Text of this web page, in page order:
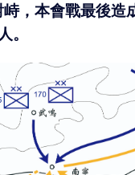
，本會戰最後造
。